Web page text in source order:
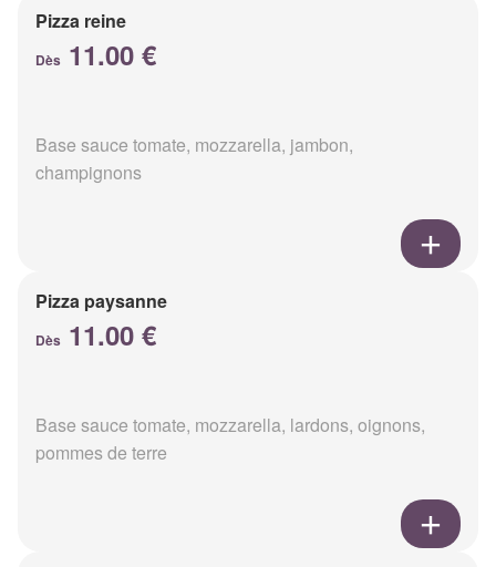
Pizza reine
Dès 11.00 €
Base sauce tomate, mozzarella, jambon,
champignons
Pizza paysanne
Dès 11.00 €
Base sauce tomate, mozzarella, lardons, oignons,
pommes de terre